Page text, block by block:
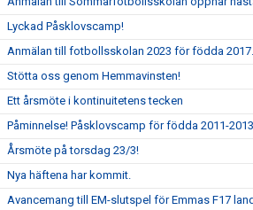
Lyckad Påsklovscamp!
Anmälan till fotbollsskolan 2023 för födda 2017.
Stötta oss genom Hemmavinsten!
Ett årsmöte i kontinuitetens tecken
Påminnelse! Påsklovscamp för födda 2011-
Årsmöte på torsdag 23/3!
Nya häftena har kommit.
Avancemang till EM-slutspel för Emmas F17